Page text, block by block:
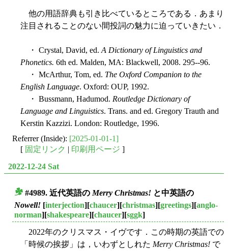
他の用語辞典も引き比べているところである．あまり
注目されることのない間投詞の魅力に迫っていきたい．
・ Crystal, David, ed. A Dictionary of Linguistics and
Phonetics. 6th ed. Malden, MA: Blackwell, 2008. 295--96.
・ McArthur, Tom, ed. The Oxford Companion to the
English Language. Oxford: OUP, 1992.
・ Bussmann, Hadumod. Routledge Dictionary of
Language and Linguistics. Trans. and ed. Gregory Trauth and
Kerstin Kazzizi. London: Routledge, 1996.
Referrer (Inside): [2025-01-01-1]
[ 固定リンク | 印刷用ページ ]
2022-12-24 Sat
#4989. 近代英語の Merry Christmas! と中英語の
Nowell! [interjection][chaucer][christmas][greetings][anglo-
norman][shakespeare][chaucer][sggk]
2022年のクリスマス・イヴです．この時期の英語での
「時候の挨拶」は，いわずとしれた Merry Christmas! で